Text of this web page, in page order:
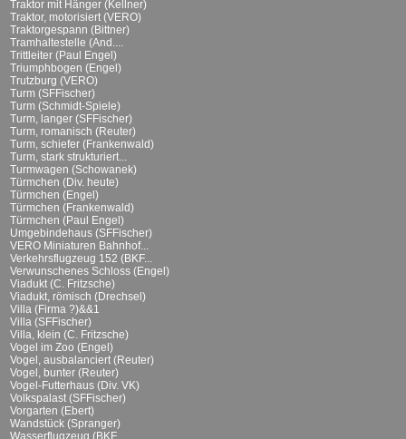
Traktor mit Hänger (Kellner)
Traktor, motorisiert (VERO)
Traktorgespann (Bittner)
Tramhaltestelle (And....
Trittleiter (Paul Engel)
Triumphbogen (Engel)
Trutzburg (VERO)
Turm (SFFischer)
Turm (Schmidt-Spiele)
Turm, langer (SFFischer)
Turm, romanisch (Reuter)
Turm, schiefer (Frankenwald)
Turm, stark strukturiert...
Turmwagen (Schowanek)
Türmchen (Div. heute)
Türmchen (Engel)
Türmchen (Frankenwald)
Türmchen (Paul Engel)
Umgebindehaus (SFFischer)
VERO Miniaturen Bahnhof...
Verkehrsflugzeug 152 (BKF...
Verwunschenes Schloss (Engel)
Viadukt (C. Fritzsche)
Viadukt, römisch (Drechsel)
Villa (Firma ?)&&1
Villa (SFFischer)
Villa, klein (C. Fritzsche)
Vogel im Zoo (Engel)
Vogel, ausbalanciert (Reuter)
Vogel, bunter (Reuter)
Vogel-Futterhaus (Div. VK)
Volkspalast (SFFischer)
Vorgarten (Ebert)
Wandstück (Spranger)
Wasserflugzeug (BKF